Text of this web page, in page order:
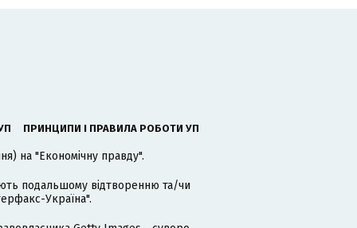
ПРИНЦИПИ І ПРАВИЛА РОБОТИ УП
на "Економічну правду".
подальшому відтворенню та/чи
Україна".